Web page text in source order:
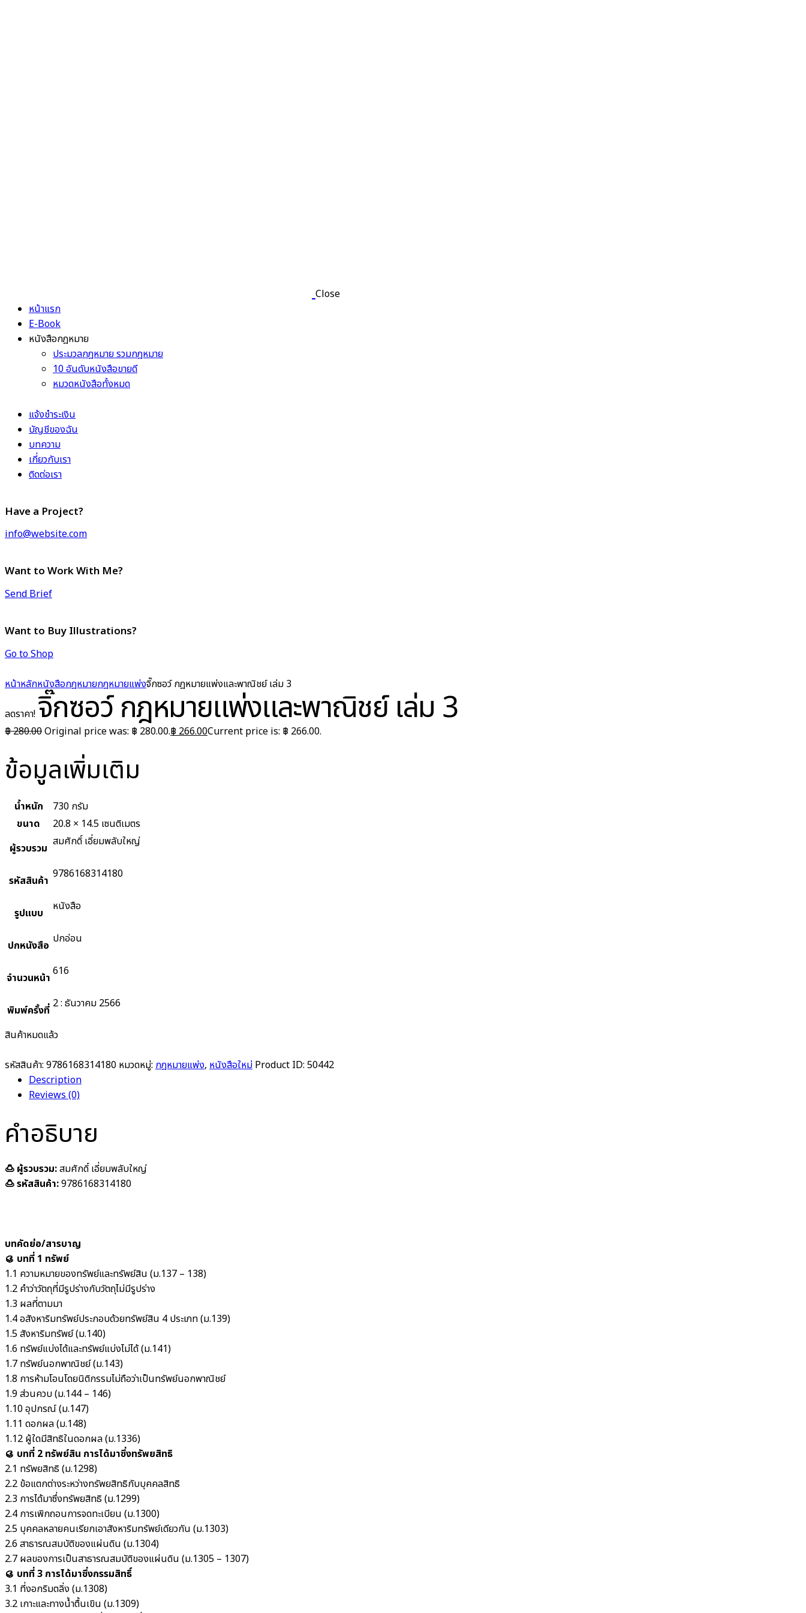
Close
หน้าแรก
E-Book
หนังสือกฎหมาย
ประมวลกฎหมาย รวมกฎหมาย
10 อันดับหนังสือขายดี
หมวดหนังสือทั้งหมด
แจ้งชำระเงิน
บัญชีของฉัน
บทความ
เกี่ยวกับเรา
ติดต่อเรา
Have a Project?
info@website.com
Want to Work With Me?
Send Brief
Want to Buy Illustrations?
Go to Shop
หน้าหลักหนังสือกฎหมายกฎหมายแพ่งจิ๊กซอว์ กฎหมายแพ่งและพาณิชย์ เล่ม 3
ลดราคา! จิ๊กซอว์ กฎหมายแพ่งและพาณิชย์ เล่ม 3
฿280.00Original price was: ฿ 280.00.฿ 266.00Current price is: ฿ 266.00.
ข้อมูลเพิ่มเติม
น้ำหนัก
730 กรัม
ขนาด
20.8 × 14.5 เซนติเมตร
ผู้รวบรวม สมศักดิ์ เอี่ยมพลับใหญ่
รหัสสินค้า 9786168314180
รูปแบบ หนังสือ
ปกหนังสือ ปกอ่อน
จำนวนหน้า 616
พิมพ์ครั้งที่ 2 : ธันวาคม 2566
สินค้าหมดแล้ว
รหัสสินค้า: 9786168314180 หมวดหมู่: กฎหมายแพ่ง, หนังสือใหม่ Product ID: 50442
Description
Reviews (0)
คำอธิบาย
🍮 ผู้รวบรวม:สมศักดิ์ เอี่ยมพลับใหญ่
🍮 รหัสสินค้า:9786168314180
บทคัดย่อ/สารบาญ
🥮 บทที่ 1 ทรัพย์
1.1 ความหมายของทรัพย์และทรัพย์สิน (ม.137 – 138)
1.2 คำว่าวัตถุที่มีรูปร่างกับวัตถุไม่มีรูปร่าง
1.3 ผลที่ตามมา
1.4 อสังหาริมทรัพย์ประกอบด้วยทรัพย์สิน 4 ประเภท (ม.139)
1.5 สังหาริมทรัพย์ (ม.140)
1.6 ทรัพย์แบ่งได้และทรัพย์แบ่งไม่ได้ (ม.141)
1.7 ทรัพย์นอกพาณิชย์ (ม.143)
1.8 การห้ามโอนโดยนิติกรรมไม่ถือว่าเป็นทรัพย์นอกพาณิชย์
1.9 ส่วนควบ (ม.144 – 146)
1.10 อุปกรณ์ (ม.147)
1.11 ดอกผล (ม.148)
1.12 ผู้ใดมีสิทธิในดอกผล (ม.1336)
🥮 บทที่ 2 ทรัพย์สิน การได้มาซึ่งทรัพยสิทธิ
2.1 ทรัพยสิทธิ (ม.1298)
2.2 ข้อแตกต่างระหว่างทรัพยสิทธิกับบุคคลสิทธิ
2.3 การได้มาซึ่งทรัพยสิทธิ (ม.1299)
2.4 การเพิกถอนการจดทะเบียน (ม.1300)
2.5 บุคคลหลายคนเรียกเอาสังหาริมทรัพย์เดียวกัน (ม.1303)
2.6 สาธารณสมบัติของแผ่นดิน (ม.1304)
2.7 ผลของการเป็นสาธารณสมบัติของแผ่นดิน (ม.1305 – 1307)
🥮 บทที่ 3 การได้มาซึ่งกรรมสิทธิ์
3.1 ที่งอกริมตลิ่ง (ม.1308)
3.2 เกาะและทางน้ำตื้นเขิน (ม.1309)